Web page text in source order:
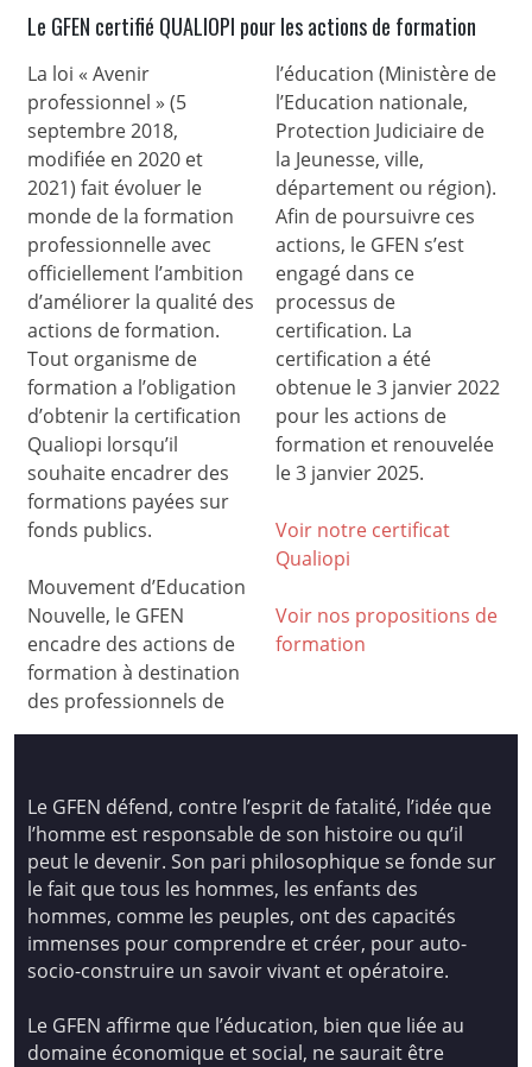
Le GFEN certifié QUALIOPI pour les actions de formation
La loi « Avenir
professionnel » (5
septembre 2018,
modifiée en 2020 et
2021) fait évoluer le
monde de la formation
professionnelle avec
officiellement l’ambition
d’améliorer la qualité des
actions de formation.
Tout organisme de
formation a l’obligation
d’obtenir la certification
Qualiopi lorsqu’il
souhaite encadrer des
formations payées sur
fonds publics.
Mouvement d’Education
Nouvelle, le GFEN
encadre des actions de
formation à destination
des professionnels de
l’éducation (Ministère de
l’Education nationale,
Protection Judiciaire de
la Jeunesse, ville,
département ou région).
Afin de poursuivre ces
actions, le GFEN s’est
engagé dans ce
processus de
certification. La
certification a été
obtenue le 3 janvier 2022
pour les actions de
formation et renouvelée
le 3 janvier 2025.
Voir notre certificat
Qualiopi
Voir nos propositions de
formation
Le GFEN défend, contre l’esprit de fatalité, l’idée que
l’homme est responsable de son histoire ou qu’il
peut le devenir. Son pari philosophique se fonde sur
le fait que tous les hommes, les enfants des
hommes, comme les peuples, ont des capacités
immenses pour comprendre et créer, pour auto-
socio-construire un savoir vivant et opératoire.
Le GFEN affirme que l’éducation, bien que liée au
domaine économique et social, ne saurait être